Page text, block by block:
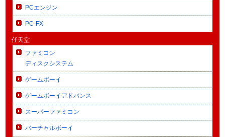
PCエンジン
PC-FX
任天堂
ファミコン
ディスクシステム
ゲームボーイ
ゲームボーイアドバンス
スーパーファミコン
バーチャルボーイ